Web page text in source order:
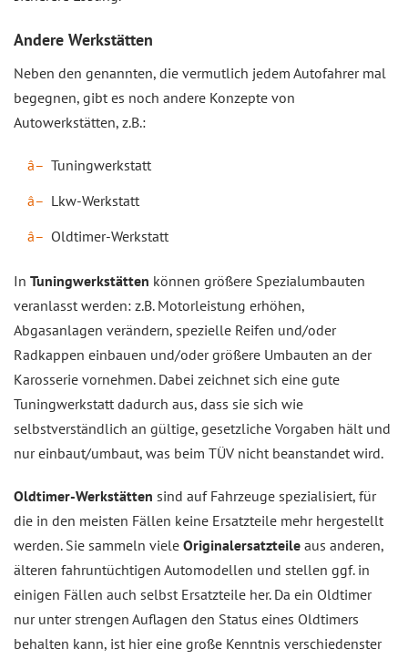
Andere Werkstätten
Neben den genannten, die vermutlich jedem Autofahrer mal
begegnen, gibt es noch andere Konzepte von
Autowerkstätten, z.B.:
Tuningwerkstatt
Lkw-Werkstatt
Oldtimer-Werkstatt
In Tuningwerkstätten können größere Spezialumbauten
veranlasst werden: z.B. Motorleistung erhöhen,
Abgasanlagen verändern, spezielle Reifen und/oder
Radkappen einbauen und/oder größere Umbauten an der
Karosserie vornehmen. Dabei zeichnet sich eine gute
Tuningwerkstatt dadurch aus, dass sie sich wie
selbstverständlich an gültige, gesetzliche Vorgaben hält und
nur einbaut/umbaut, was beim TÜV nicht beanstandet wird.
Oldtimer-Werkstätten sind auf Fahrzeuge spezialisiert, für
die in den meisten Fällen keine Ersatzteile mehr hergestellt
werden. Sie sammeln viele Originalersatzteile aus anderen,
älteren fahruntüchtigen Automodellen und stellen ggf. in
einigen Fällen auch selbst Ersatzteile her. Da ein Oldtimer
nur unter strengen Auflagen den Status eines Oldtimers
behalten kann, ist hier eine große Kenntnis verschiedenster